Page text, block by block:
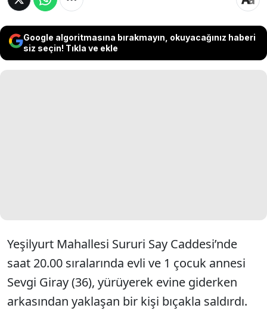
Google algoritmasına bırakmayın, okuyacağınız haberi
siz seçin! Tıkla ve ekle
Yeşilyurt Mahallesi Sururi Say Caddesi’nde
saat 20.00 sıralarında evli ve 1 çocuk annesi
Sevgi Giray (36), yürüyerek evine giderken
arkasından yaklaşan bir kişi bıçakla saldırdı.